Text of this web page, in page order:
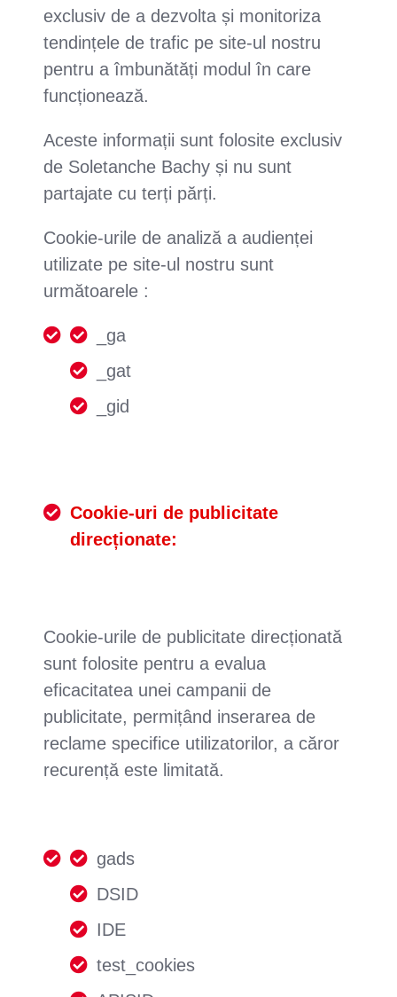
exclusiv de a dezvolta și monitoriza
tendințele de trafic pe site-ul nostru
pentru a îmbunătăți modul în care
funcționează.
Aceste informații sunt folosite exclusiv
de Soletanche Bachy și nu sunt
partajate cu terți părți.
Cookie-urile de analiză a audienței
utilizate pe site-ul nostru sunt
următoarele :
_ga
_gat
_gid
Cookie-uri de publicitate
direcționate:
Cookie-urile de publicitate direcționată
sunt folosite pentru a evalua
eficacitatea unei campanii de
publicitate, permițând inserarea de
reclame specifice utilizatorilor, a căror
recurență este limitată.
gads
DSID
IDE
test_cookies